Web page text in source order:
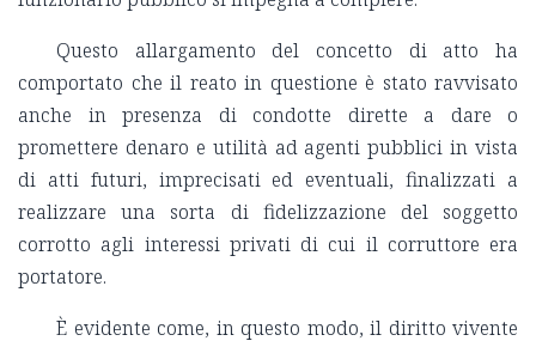
Questo allargamento del concetto di atto ha
comportato che il reato in questione è stato ravvisato
anche in presenza di condotte dirette a dare o
promettere denaro e utilità ad agenti pubblici in vista
di atti futuri, imprecisati ed eventuali, finalizzati a
realizzare una sorta di fidelizzazione del soggetto
corrotto agli interessi privati di cui il corruttore era
portatore.
È evidente come, in questo modo, il diritto vivente